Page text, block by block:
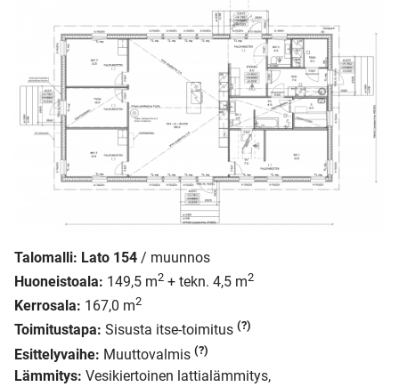
Talomalli: Lato 154 / muunnos
Huoneistoala: 149,5 m2 + tekn. 4,5 m2
Kerrosala: 167,0 m2
Toimitustapa: Sisusta itse-toimitus (?)
Esittelyvaihe: Muuttovalmis (?)
Lämmitys: Vesikiertoinen lattialämmitys,